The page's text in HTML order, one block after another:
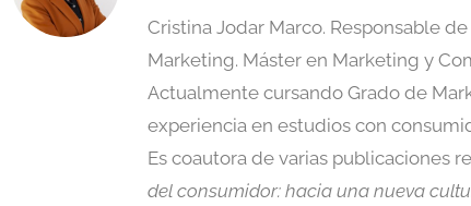
Cristina Jodar Marco. Responsable
Marketing. Máster en Marketing y
Actualmente cursando Grado de
experiencia en estudios con
Es coautora de varias publicaciones
del consumidor: hacia una nueva